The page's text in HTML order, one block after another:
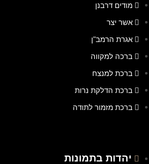
מודים דרבנן
אשר יצר
אגרת הרמב"ן
ברכה למקווה
ברכת למנצח
ברכת הדלקת נרות
ברכת מזמור לתודה
יהדות בתמונות